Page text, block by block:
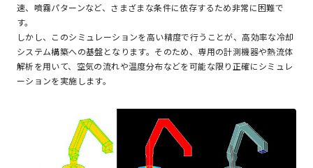
速、噴霧パターンなど、さまざまな条件に依存するため非常に困難で
す。
しかし、このシミュレーションを高い精度で行うことが、高効率な冷却
システム構築への基盤となります。そのため、専用の計測機器や熱流体
解析を用いて、空気の流れや温度分布などを可能な限り正確にシミュレ
ーションを実施します。